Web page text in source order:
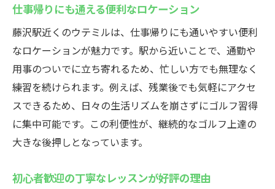
仕事帰りにも通える便利なロケーション
藤沢駅近くのウテミルは、仕事帰りにも通いやすい便利
なロケーションが魅力です。駅から近いことで、通勤や
用事のついでに立ち寄れるため、忙しい方でも無理なく
練習を続けられます。例えば、残業後でも気軽にアクセ
スできるため、日々の生活リズムを崩さずにゴルフ習得
に集中可能です。この利便性が、継続的なゴルフ上達の
大きな後押しとなっています。
初心者歓迎の丁寧なレッスンが好評の理由